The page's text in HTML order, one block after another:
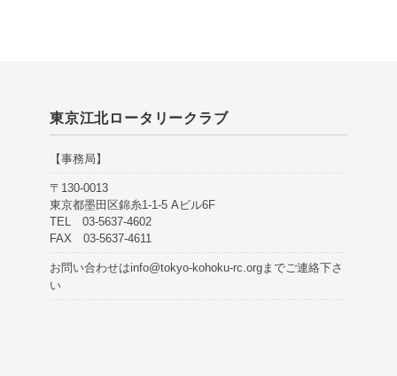
東京江北ロータリークラブ
【事務局】
〒130-0013
東京都墨田区錦糸1-1-5 Aビル6F
TEL 03-5637-4602
FAX 03-5637-4611
お問い合わせはinfo@tokyo-kohoku-rc.org までご連絡下さ
い